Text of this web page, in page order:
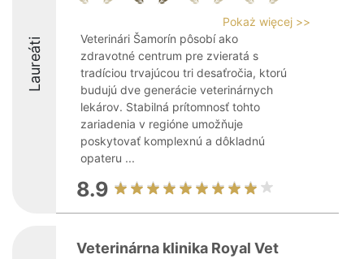
Laureáti
Pokaż więcej >>
Veterinári Šamorín pôsobí ako
zdravotné centrum pre zvieratá s
tradíciou trvajúcou tri desaťročia, ktorú
budujú dve generácie veterinárnych
lekárov. Stabilná prítomnosť tohto
zariadenia v regióne umožňuje
poskytovať komplexnú a dôkladnú
opateru ...
8.9
Veterinárna klinika Royal Vet